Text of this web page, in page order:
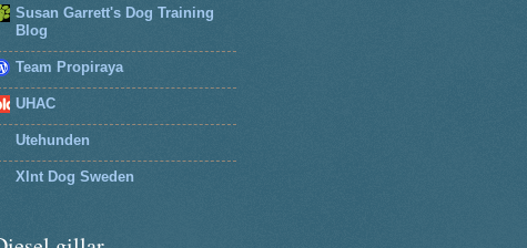
Susan Garrett's Dog Training
Blog
Team Propiraya
UHAC
Utehunden
Xlnt Dog Sweden